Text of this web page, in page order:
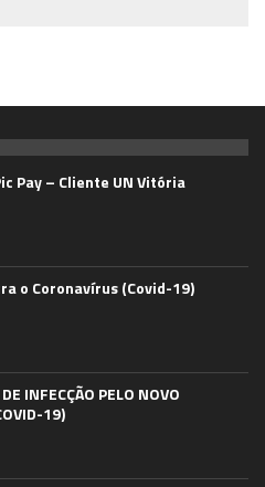
Pay – Cliente UN Vitória
o Coronavírus (Covid-19)
INFECÇÃO PELO NOVO
19)